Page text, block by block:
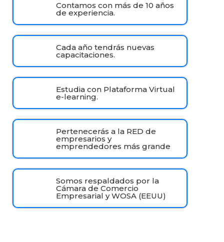
Contamos con más de 10 años
de experiencia.
Cada año tendrás nuevas
capacitaciones.
Estudia con Plataforma Virtual
e-learning.
Pertenecerás a la RED de
empresarios y
emprendedores más grande
Somos respaldados por la
Cámara de Comercio
Empresarial y WOSA (EEUU)